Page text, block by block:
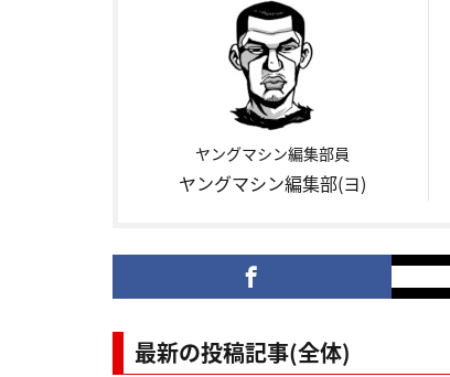
ヤングマシン編集部員
ヤングマシン編集部(ヨ)
最新の投稿記事(全体)